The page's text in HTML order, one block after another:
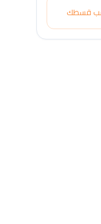
قسطك